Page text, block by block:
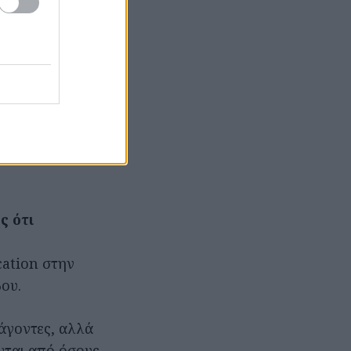
χρονιά που
Καραγκιόζης
το επίκαιρο
σε
ότι
στην
αλλά